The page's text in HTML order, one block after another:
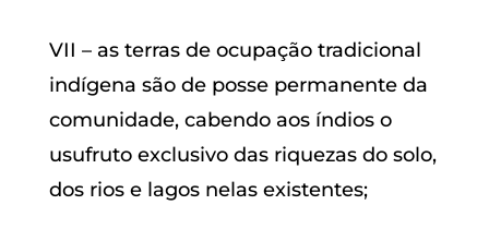
VII – as terras de ocupação tradicional
indígena são de posse permanente da
comunidade, cabendo aos índios o
usufruto exclusivo das riquezas do solo,
dos rios e lagos nelas existentes;